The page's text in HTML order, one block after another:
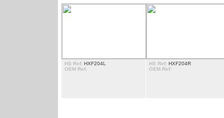
HS Ref: HXF204L
OEM Ref:
HS Ref: HXF204R
OEM Ref: